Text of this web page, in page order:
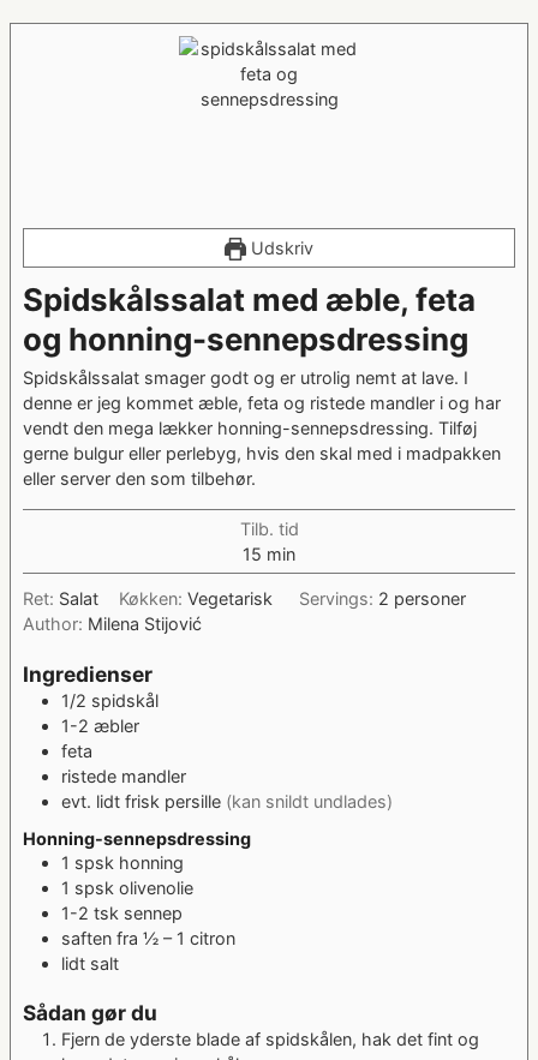
Udskriv
Spidskålssalat med æble, feta
og honning-sennepsdressing
Spidskålssalat smager godt og er utrolig nemt at lave. I
denne er jeg kommet æble, feta og ristede mandler i og har
vendt den mega lækker honning-sennepsdressing. Tilføj
gerne bulgur eller perlebyg, hvis den skal med i madpakken
eller server den som tilbehør.
Tilb. tid
15 minutter
min
Ret: Salat Køkken:Vegetarisk Servings: 2 personer
Author: Milena Stijović
Ingredienser
1/2 spidskål
1-2 æbler
feta
ristede mandler
evt. lidt frisk persille (kan snildt undlades)
Honning-sennepsdressing
1 spsk honning
1 spsk olivenolie
1-2 tsk sennep
saften fra ½ – 1 citron
lidt salt
Sådan gør du
Fjern de yderste blade af spidskålen, hak det fint og